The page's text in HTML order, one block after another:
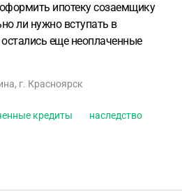
ипотеку созаемщику
ли нужно вступать в
еще неоплаченные
, г. Красноярск
кредиты наследство